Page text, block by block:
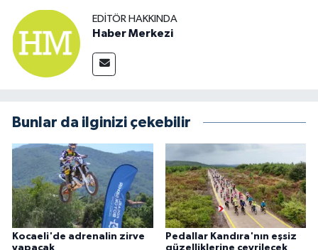
EDITÖR HAKKINDA
Haber Merkezi
Bunlar da ilginizi çekebilir
Kocaeli'de adrenalin zirve
Pedallar Kandıra'nın eşsiz